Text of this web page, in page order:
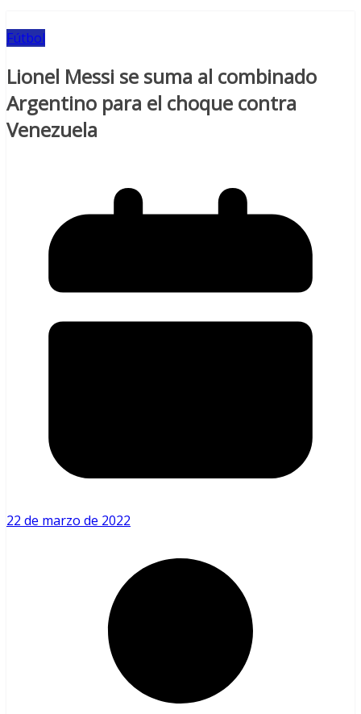
Fútbol
Lionel Messi se suma al combinado
Argentino para el choque contra
Venezuela
22 de marzo de 2022